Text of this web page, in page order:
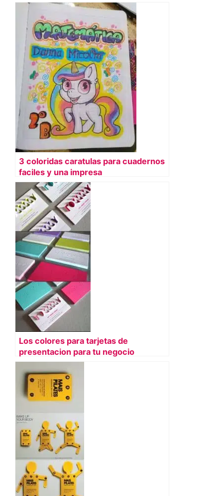
3 coloridas caratulas para cuadernos
faciles y una impresa
Los colores para tarjetas de
presentacion para tu negocio